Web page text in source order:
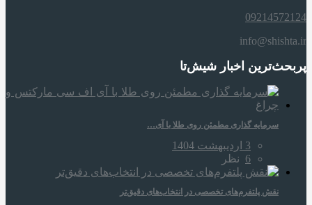
09214572124
info@shishta.ir
پربحث‌ترین اخبار شیش‌تا
سرمایه‌ گذاری مطمئن روی طلا با آی…
3 اردیبهشت 1404
6 نظر
نقش پلتفرم‌های تخصصی در انتخاب‌های دقیق‌تر